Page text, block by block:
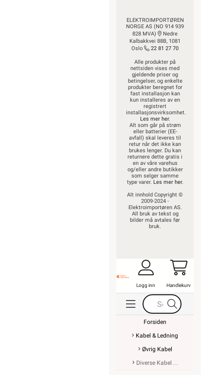
ELEKTROIMPORTØREN
NORGE AS (NO 914 939
828 MVA)
Nedre
Kalbakkvei 88B, 1081
Oslo
22 81 27 70
Alle produkter på
nettsiden vises med
gjeldende priser og
betingelser, og enkelte
produkter beregnet for
fast installasjon kan
kun installeres av en
registrert
installasjonsvirksomhet.
Les mer her.
Alt som går på strøm
eller batterier (EE-
avfall) skal leveres til
retur når det ikke kan
brukes lenger. Du kan
returnere dette gratis i
en av våre varehus
og/eller andre butikker
som selger samme
type varer. Les mer her.
Alt innhold Copyright ©
2009-2024 -
Elektroimportøren AS.
All bruk av tekst og
bilder må avtales før
bruk.
Logg inn Handlekurv
Forsiden
Kabel & Ledning
Øvrig Kabel
Diverse Kabel